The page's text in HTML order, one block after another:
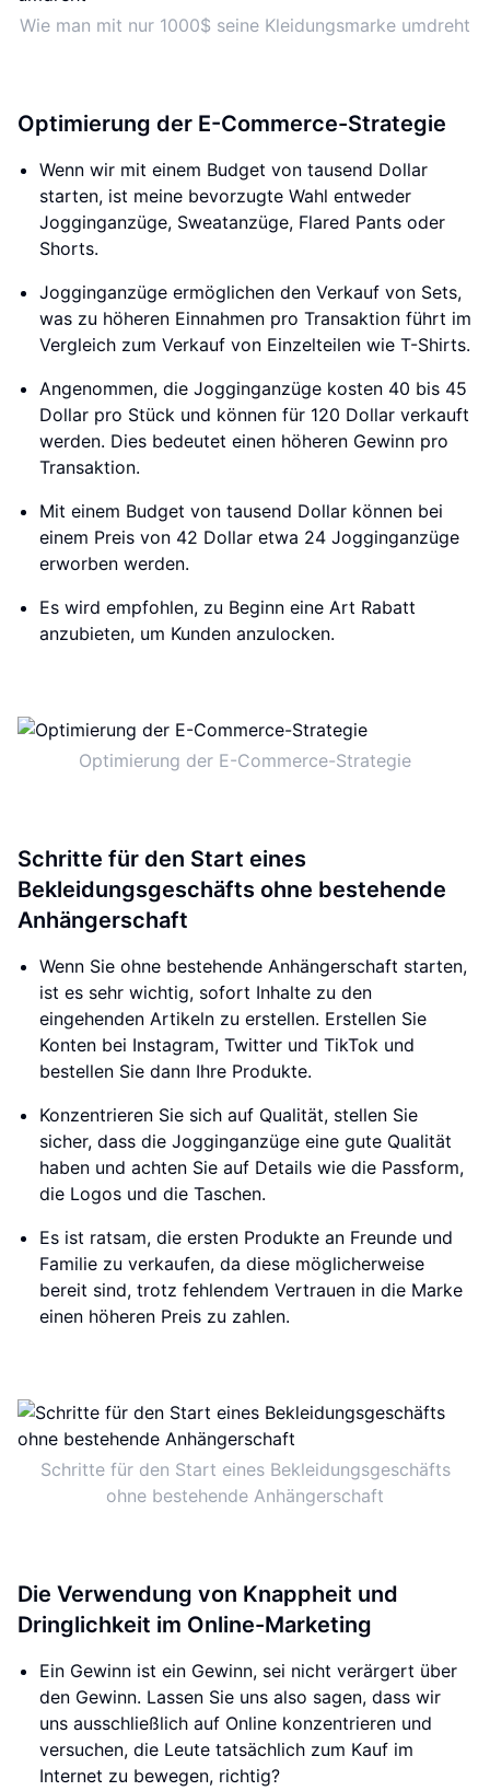
Wie man mit nur 1000$ seine Kleidungsmarke umdreht
Optimierung der E-Commerce-Strategie
Wenn wir mit einem Budget von tausend Dollar
starten, ist meine bevorzugte Wahl entweder
Jogginganzüge, Sweatanzüge, Flared Pants oder
Shorts.
Jogginganzüge ermöglichen den Verkauf von Sets,
was zu höheren Einnahmen pro Transaktion führt im
Vergleich zum Verkauf von Einzelteilen wie T-Shirts.
Angenommen, die Jogginganzüge kosten 40 bis 45
Dollar pro Stück und können für 120 Dollar verkauft
werden. Dies bedeutet einen höheren Gewinn pro
Transaktion.
Mit einem Budget von tausend Dollar können bei
einem Preis von 42 Dollar etwa 24 Jogginganzüge
erworben werden.
Es wird empfohlen, zu Beginn eine Art Rabatt
anzubieten, um Kunden anzulocken.
Optimierung der E-Commerce-Strategie
Schritte für den Start eines
Bekleidungsgeschäfts ohne bestehende
Anhängerschaft
Wenn Sie ohne bestehende Anhängerschaft starten,
ist es sehr wichtig, sofort Inhalte zu den
eingehenden Artikeln zu erstellen. Erstellen Sie
Konten bei Instagram, Twitter und TikTok und
bestellen Sie dann Ihre Produkte.
Konzentrieren Sie sich auf Qualität, stellen Sie
sicher, dass die Jogginganzüge eine gute Qualität
haben und achten Sie auf Details wie die Passform,
die Logos und die Taschen.
Es ist ratsam, die ersten Produkte an Freunde und
Familie zu verkaufen, da diese möglicherweise
bereit sind, trotz fehlendem Vertrauen in die Marke
einen höheren Preis zu zahlen.
Schritte für den Start eines Bekleidungsgeschäfts
ohne bestehende Anhängerschaft
Die Verwendung von Knappheit und
Dringlichkeit im Online-Marketing
Ein Gewinn ist ein Gewinn, sei nicht verärgert über
den Gewinn. Lassen Sie uns also sagen, dass wir
uns ausschließlich auf Online konzentrieren und
versuchen, die Leute tatsächlich zum Kauf im
Internet zu bewegen, richtig?